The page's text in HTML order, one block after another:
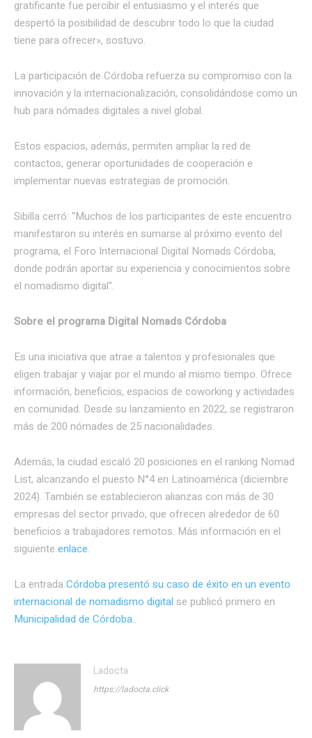
gratificante fue percibir el entusiasmo y el interés que
despertó la posibilidad de descubrir todo lo que la ciudad
tiene para ofrecer», sostuvo.
La participación de Córdoba refuerza su compromiso con la
innovación y la internacionalización, consolidándose como un
hub para nómades digitales a nivel global.
Estos espacios, además, permiten ampliar la red de
contactos, generar oportunidades de cooperación e
implementar nuevas estrategias de promoción.
Sibilla cerró: “Muchos de los participantes de este encuentro
manifestaron su interés en sumarse al próximo evento del
programa, el Foro Internacional Digital Nomads Córdoba,
donde podrán aportar su experiencia y conocimientos sobre
el nomadismo digital”.
Sobre el programa Digital Nomads Córdoba
Es una iniciativa que atrae a talentos y profesionales que
eligen trabajar y viajar por el mundo al mismo tiempo. Ofrece
información, beneficios, espacios de coworking y actividades
en comunidad. Desde su lanzamiento en 2022, se registraron
más de 200 nómades de 25 nacionalidades.
Además, la ciudad escaló 20 posiciones en el ranking Nomad
List, alcanzando el puesto N°4 en Latinoamérica (diciembre
2024). También se establecieron alianzas con más de 30
empresas del sector privado, que ofrecen alrededor de 60
beneficios a trabajadores remotos. Más información en el
siguiente enlace.
La entrada Córdoba presentó su caso de éxito en un evento
internacional de nomadismo digital se publicó primero en
Municipalidad de Córdoba..
Ladocta
https://ladocta.click